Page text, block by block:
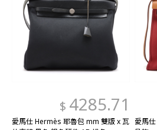
$ 4285.71
愛馬仕 Hermès 耶魯包 mm 雙版 x 瓦 愛馬